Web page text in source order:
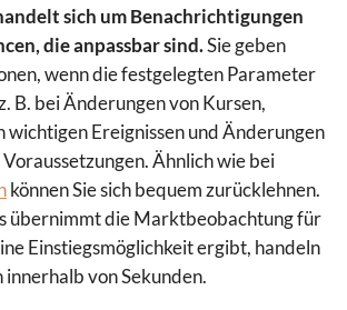
sich um Benachrichtigungen
die anpassbar sind.Sie geben
wenn die festgelegten Parameter
B. bei Änderungen von Kursen,
wichtigen Ereignissen und Änderungen
Ähnlich wie bei
können Sie sich bequem zurücklehnen.
übernimmt die Marktbeobachtung für
Einstiegsmöglichkeit ergibt, handeln
innerhalb von Sekunden.